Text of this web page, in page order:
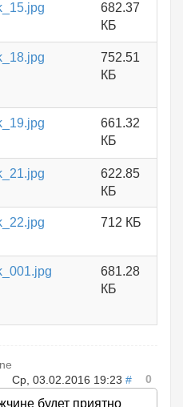
682.37
КБ
752.51
КБ
661.32
КБ
622.85
КБ
712 КБ
681.28
КБ
Ср, 03.02.2016 19:23 # 0
будет приятно